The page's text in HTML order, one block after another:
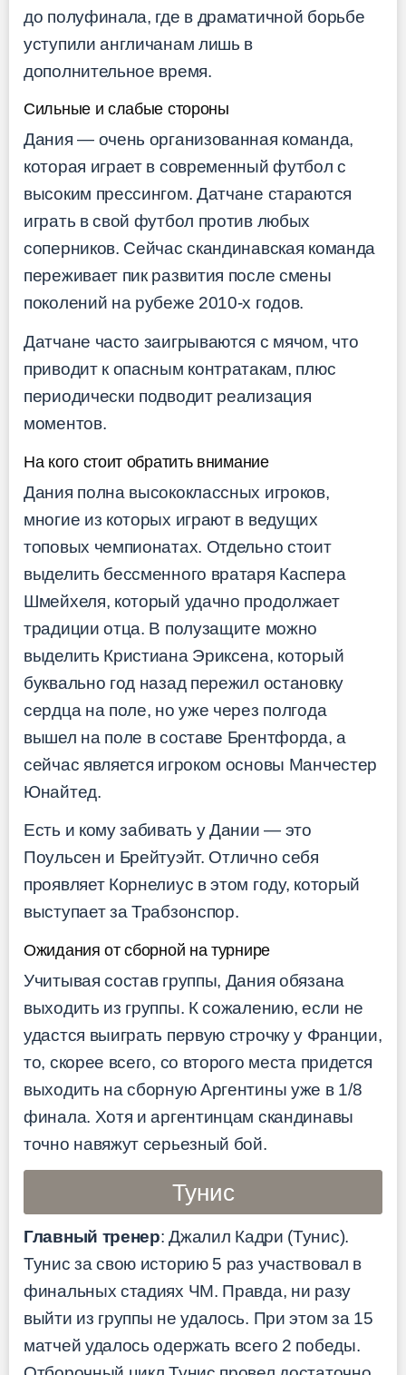
до полуфинала, где в драматичной борьбе
уступили англичанам лишь в
дополнительное время.
Сильные и слабые стороны
Дания — очень организованная команда,
которая играет в современный футбол с
высоким прессингом. Датчане стараются
играть в свой футбол против любых
соперников. Сейчас скандинавская команда
переживает пик развития после смены
поколений на рубеже 2010-х годов.
Датчане часто заигрываются с мячом, что
приводит к опасным контратакам, плюс
периодически подводит реализация
моментов.
На кого стоит обратить внимание
Дания полна высококлассных игроков,
многие из которых играют в ведущих
топовых чемпионатах. Отдельно стоит
выделить бессменного вратаря Каспера
Шмейхеля, который удачно продолжает
традиции отца. В полузащите можно
выделить Кристиана Эриксена, который
буквально год назад пережил остановку
сердца на поле, но уже через полгода
вышел на поле в составе Брентфорда, а
сейчас является игроком основы Манчестер
Юнайтед.
Есть и кому забивать у Дании — это
Поульсен и Брейтуэйт. Отлично себя
проявляет Корнелиус в этом году, который
выступает за Трабзонспор.
Ожидания от сборной на турнире
Учитывая состав группы, Дания обязана
выходить из группы. К сожалению, если не
удастся выиграть первую строчку у Франции,
то, скорее всего, со второго места придется
выходить на сборную Аргентины уже в 1/8
финала. Хотя и аргентинцам скандинавы
точно навяжут серьезный бой.
Тунис
Главный тренер: Джалил Кадри (Тунис).
Тунис за свою историю 5 раз участвовал в
финальных стадиях ЧМ. Правда, ни разу
выйти из группы не удалось. При этом за 15
матчей удалось одержать всего 2 победы.